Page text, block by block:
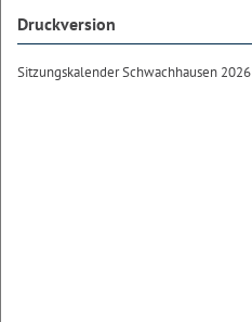
Druckversion
Sitzungskalender Schwachhausen 2026